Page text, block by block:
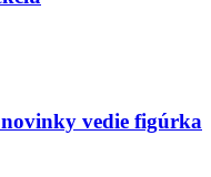
vedie figúrka